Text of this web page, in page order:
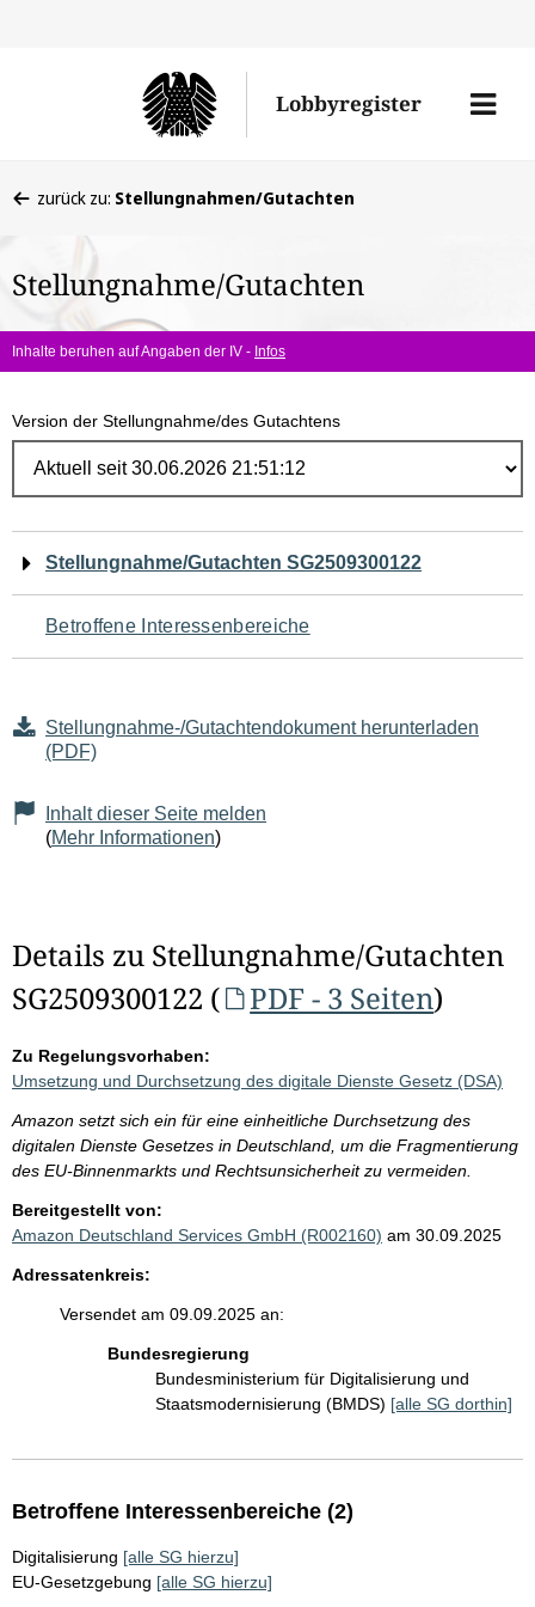
Lobbyregister
Menü
befinden
hier:
zurück zu: Stellungnahmen/Gutachten
Stellungnahme/Gutachten
Inhalte beruhen auf Angaben der IV - Infos
Version der Stellungnahme/des Gutachtens
Navigation
für
den
Seiteninhalt
Stellungnahme/Gutachten SG2509300122
Betroffene Interessenbereiche
Stellungnahme-/Gutachtendokument herunterladen
(PDF)
Inhalt dieser Seite melden
(Mehr Informationen)
Details zu Stellungnahme/Gutachten
SG2509300122 (
PDF - 3 Seiten)
Zu Regelungsvorhaben:
Umsetzung und Durchsetzung des digitale Dienste Gesetz (DSA)
Amazon setzt sich ein für eine einheitliche Durchsetzung des
digitalen Dienste Gesetzes in Deutschland, um die Fragmentierung
des EU-Binnenmarkts und Rechtsunsicherheit zu vermeiden.
Bereitgestellt von:
Amazon Deutschland Services GmbH (R002160) am 30.09.2025
Adressatenkreis:
Versendet am 09.09.2025 an:
Bundesregierung
Bundesministerium für Digitalisierung und
Staatsmodernisierung (BMDS) [alle SG dorthin]
Betroffene Interessenbereiche (2)
Digitalisierung [alle SG hierzu]
EU-Gesetzgebung [alle SG hierzu]